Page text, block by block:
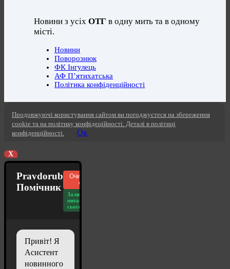
Новини з усіхОТГ в одну мить та в одному
місті.
Новини
Поворознюк
ФК Інгулець
АФ П’ятихатська
Політика конфіденційності
Продовжуючі користування сайтом ви погоджуєтеся на збереження
cookie та на політику конфідеційності. Деталі в політиці
конфіденційності.
Ок
X
Pravdorub
Помічник
Очистити
чат
Залишилось
питань
сьогодні: 20
Привіт! Я
Асистент
новинного